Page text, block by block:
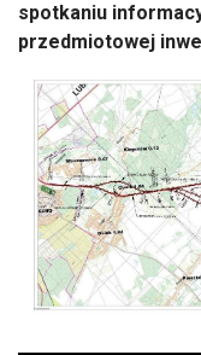
spotkaniu
przedmiotowej